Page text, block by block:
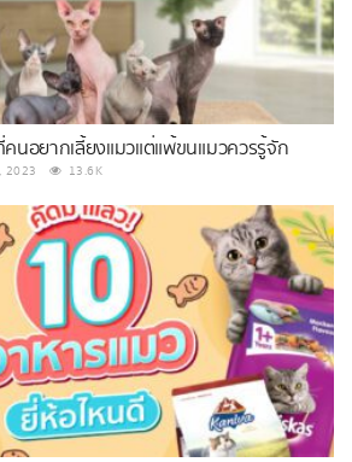
นอยากเลี้ยงแมวแต่แพ้ขนแมวควรรู้จัก
2023 13.6K